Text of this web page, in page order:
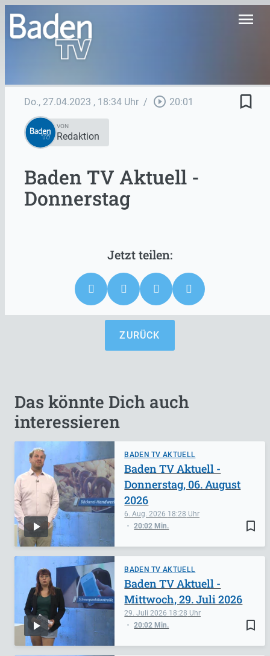
menu
Do., 27.04.2023 , 18:34 Uhr / play_circle_outline 20:01 bookmark_border
VON
Redaktion
Baden TV Aktuell -
Donnerstag
ZURÜCK
Das könnte Dich auch
interessieren
BADEN TV AKTUELL
bookmark_border
6. Aug. 2026 18:28
20:02 Min.
Baden TV Aktuell -
Donnerstag, 06. August
2026
BADEN TV AKTUELL
bookmark_border
29. Juli 2026 18:28
20:02 Min.
Baden TV Aktuell -
Mittwoch, 29. Juli 2026